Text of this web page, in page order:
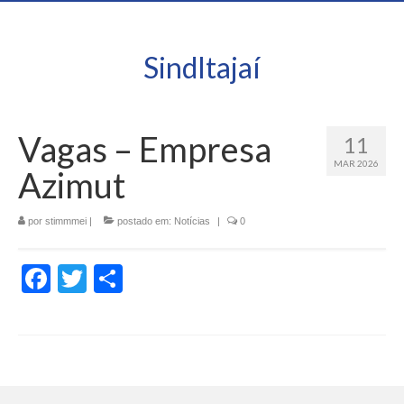
SindItajaí
11
MAR 2026
Vagas – Empresa
Azimut
por stimmmei | postado em: Notícias | 0
Facebook
Twitter